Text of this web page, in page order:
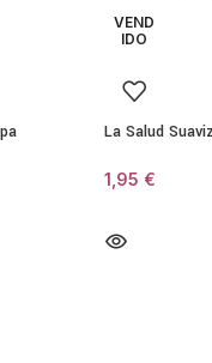
deseado.
VEND
IDO
La Salud
1,95 €